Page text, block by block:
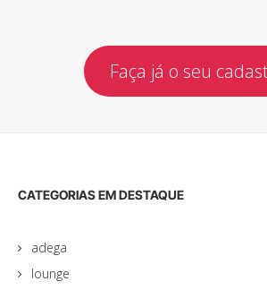
Faça já o seu
CATEGORIAS EM DESTAQUE
adega
lounge